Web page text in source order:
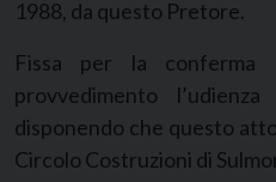
1988, da questo Pretore.
Fissa per la conferma
provvedimento
disponendo che questo
Circolo Costruzioni di